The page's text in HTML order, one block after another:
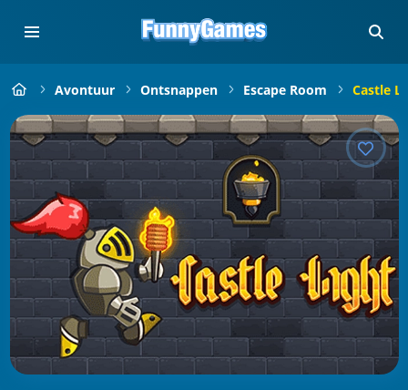
Avontuur Ontsnappen Escape Room Castle